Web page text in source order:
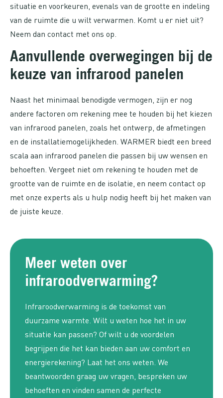
situatie en voorkeuren, evenals van de grootte en indeling
van de ruimte die u wilt verwarmen. Komt u er niet uit?
Neem dan contact met ons op.
Aanvullende overwegingen bij de
keuze van infrarood panelen
Naast het minimaal benodigde vermogen, zijn er nog
andere factoren om rekening mee te houden bij het kiezen
van infrarood panelen, zoals het ontwerp, de afmetingen
en de installatiemogelijkheden. WARMER biedt een breed
scala aan infrarood panelen die passen bij uw wensen en
behoeften. Vergeet niet om rekening te houden met de
grootte van de ruimte en de isolatie, en neem contact op
met onze experts als u hulp nodig heeft bij het maken van
de juiste keuze.
Meer weten over
infraroodverwarming?
Infraroodverwarming is de toekomst van
duurzame warmte. Wilt u weten hoe het in uw
situatie kan passen? Of wilt u de voordelen
begrijpen die het kan bieden aan uw comfort en
energierekening? Laat het ons weten. We
beantwoorden graag uw vragen, bespreken uw
behoeften en vinden samen de perfecte